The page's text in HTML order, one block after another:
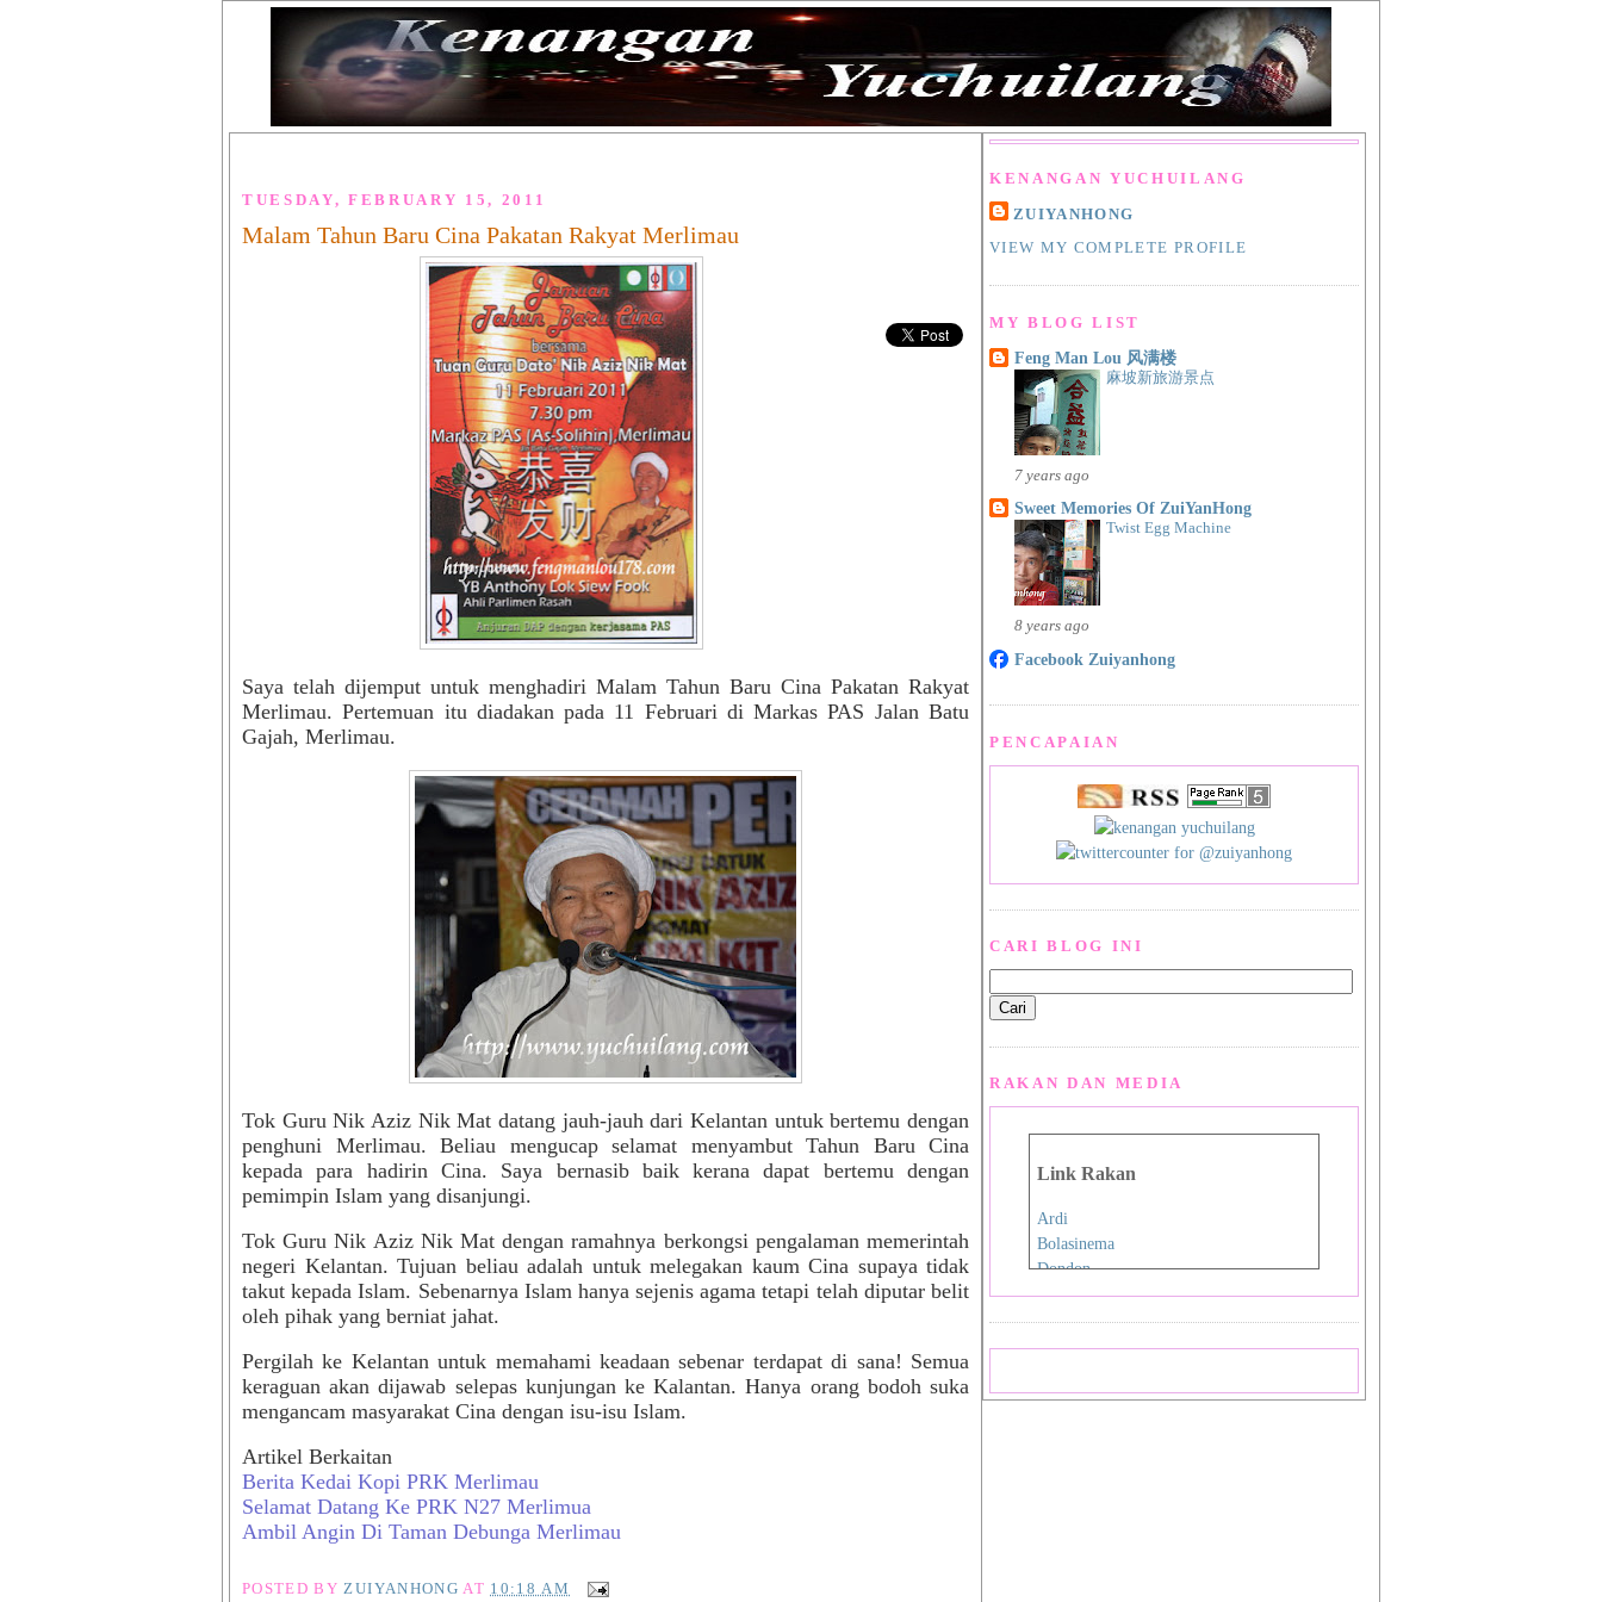
TUESDAY, FEBRUARY 15, 2011
Malam Tahun Baru Cina Pakatan Rakyat Merlimau
Saya telah dijemput untuk menghadiri Malam Tahun Baru Cina Pakatan Rakyat
Merlimau. Pertemuan itu diadakan pada 11 Februari di Markas PAS Jalan Batu
Gajah, Merlimau.
Tok Guru Nik Aziz Nik Mat datang jauh-jauh dari Kelantan untuk bertemu dengan
penghuni Merlimau. Beliau mengucap selamat menyambut Tahun Baru Cina
kepada para hadirin Cina. Saya bernasib baik kerana dapat bertemu dengan
pemimpin Islam yang disanjungi.
Tok Guru Nik Aziz Nik Mat dengan ramahnya berkongsi pengalaman memerintah
negeri Kelantan. Tujuan beliau adalah untuk melegakan kaum Cina supaya tidak
takut kepada Islam. Sebenarnya Islam hanya sejenis agama tetapi telah diputar belit
oleh pihak yang berniat jahat.
Pergilah ke Kelantan untuk memahami keadaan sebenar terdapat di sana! Semua
keraguan akan dijawab selepas kunjungan ke Kalantan. Hanya orang bodoh suka
mengancam masyarakat Cina dengan isu-isu Islam.
Artikel Berkaitan
Berita Kedai Kopi PRK Merlimau
Selamat Datang Ke PRK N27 Merlimua
Ambil Angin Di Taman Debunga Merlimau
POSTED BY ZUIYANHONG AT 10:18 AM
KENANGAN YUCHUILANG
ZUIYANHONG
VIEW MY COMPLETE PROFILE
MY BLOG LIST
Feng Man Lou 风满楼
麻坡新旅游景点
7 years ago
Sweet Memories Of ZuiYanHong
Twist Egg Machine
8 years ago
Facebook Zuiyanhong
PENCAPAIAN
CARI BLOG INI
RAKAN DAN MEDIA
Link Rakan
Ardi
Bolasinema
Dondon
Eida
Feng Man Lou
Ironman